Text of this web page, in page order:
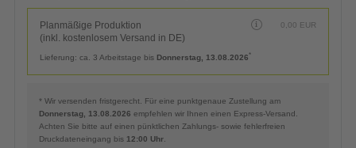
Planmäßige Produktion
(inkl. kostenlosem Versand in DE)
0,00 EUR
Lieferung: ca. 3 Arbeitstage bis Donnerstag, 13.08.2026*
* Wir versenden fristgerecht. Für eine punktgenaue Zustellung am
Donnerstag, 13.08.2026 empfehlen wir Ihnen einen Express-Versand.
Achten Sie bitte auf einen pünktlichen Zahlungs- sowie fehlerfreien
Druckdateneingang bis 12:00 Uhr